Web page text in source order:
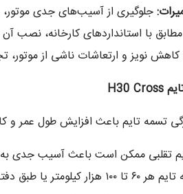
:جلوگیری از آسیب‌های جدی
مطابق با استانداردهای کارخانه، نصب
کاهش نویز و ارتعاشات ناشی از موتور،
تسمه تایم باعث افزایش طول عمر و
تقلبی ممکن است باعث آسیب جدی به
رعایت این زمان، از خرابی‌های ناگهانی جلوگیری می‌کند.